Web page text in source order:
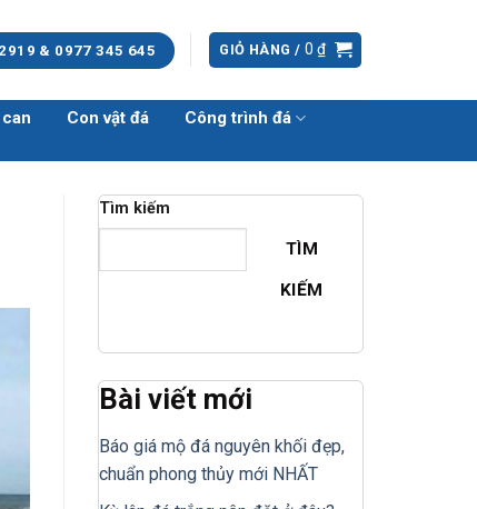
& 0977 345 645 GIỎ HÀNG / 0₫
Con vật đá
Công trình đá
Tìm kiếm
TÌM
KIẾM
Bài viết mới
Báo giá mộ đá nguyên khối đẹp,
chuẩn phong thủy mới NHẤT